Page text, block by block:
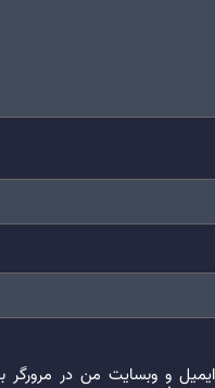
و وبسایت من در مرورگر